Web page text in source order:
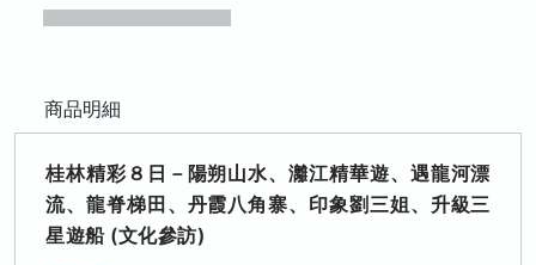
商品明細
桂林精彩８日－陽朔山水、灕江精華遊、遇龍河漂
流、龍脊梯田、丹霞八角寨、印象劉三姐、升級三
星遊船 (文化參訪)